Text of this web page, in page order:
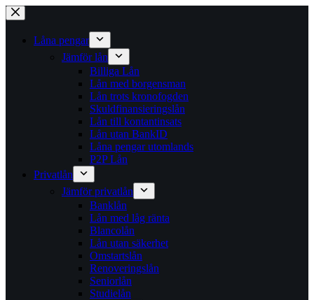
Hoppa
till
innehållLåna pengar
Jämför lån
Billiga Lån
Lån med borgensman
Lån trots kronofogden
Skuldfinansieringslån
Lån till kontantinsats
Lån utan BankID
Låna pengar utomlands
P2P Lån
Privatlån
Jämför privatlån
Banklån
Lån med låg ränta
Blancolån
Lån utan säkerhet
Omstartslån
Renoveringslån
Seniorlån
Studielån